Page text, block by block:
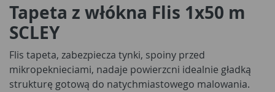
Tapeta z włókna Flis 1x50 m
SCLEY
Flis tapeta, zabezpiecza tynki, spoiny przed
mikropeknieciami, nadaje powierzcni idealnie gładką
strukturę gotową do natychmiastowego malowania.